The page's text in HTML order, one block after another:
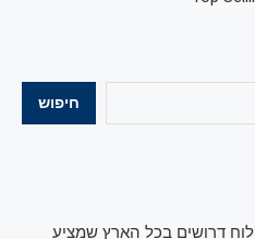
חיפוש
דרושים נהגים – drussimjobbs לוח דרושים בכל הארץ שמציע